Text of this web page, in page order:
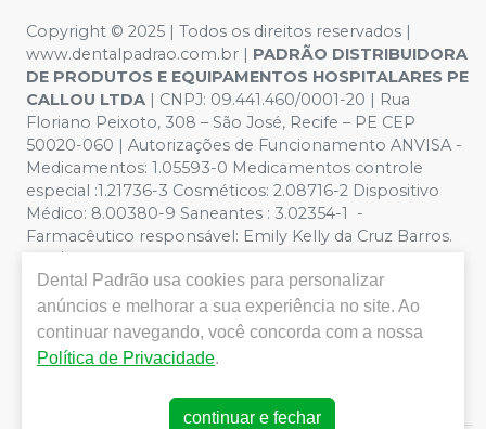
Copyright © 2025 | Todos os direitos reservados |
www.dentalpadrao.com.br | PADRÃO DISTRIBUIDORA
DE PRODUTOS E EQUIPAMENTOS HOSPITALARES PE
CALLOU LTDA | CNPJ: 09.441.460/0001-20 | Rua
Floriano Peixoto, 308 – São José, Recife – PE CEP
50020-060 | Autorizações de Funcionamento ANVISA -
Medicamentos: 1.05593-0 Medicamentos controle
especial :1.21736-3 Cosméticos: 2.08716-2 Dispositivo
Médico: 8.00380-9 Saneantes : 3.02354-1 -
Farmacêutico responsável: Emily Kelly da Cruz Barros.
CRF/PE nº 10109 | Política de Privacidade e Segurança -
Fotos meramente ilustrativas - Os preços e condições
da loja virtual estão sujeitos a alterações. Em caso de
divergência de preços no site, o valor válido é o do
Carrinho de Compra. Não vendemos por atacado, por
isso nos reservamos o direito de não atender compras
de grandes volumes pelo site.
Dental Padrão usa cookies para personalizar
anúncios e melhorar a sua experiência no site. Ao
continuar navegando, você concorda com a nossa
Política de Privacidade.
continuar e fechar